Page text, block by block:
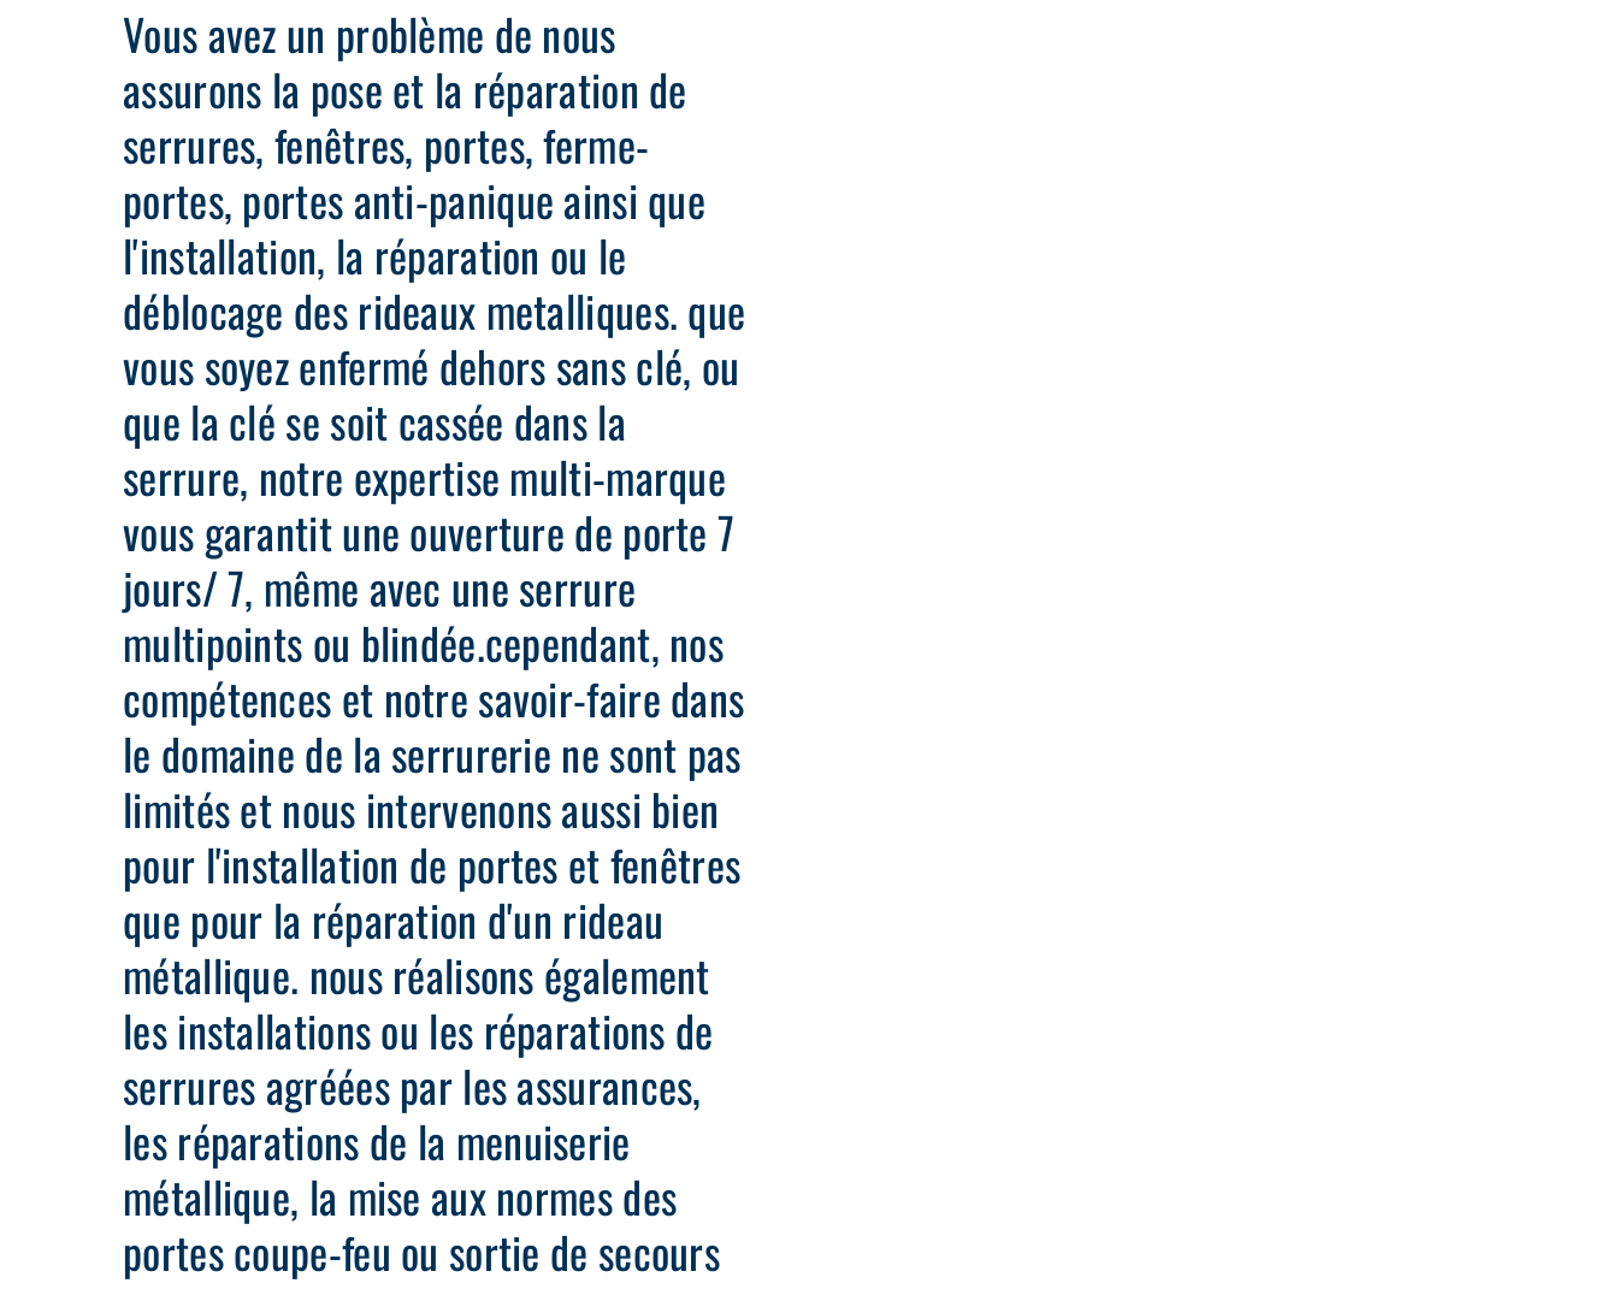
Vous avez un problème de nous
assurons la pose et la réparation de
serrures, fenêtres, portes, ferme-
portes, portes anti-panique ainsi que
l'installation, la réparation ou le
déblocage des rideaux metalliques. que
vous soyez enfermé dehors sans clé, ou
que la clé se soit cassée dans la
serrure, notre expertise multi-marque
vous garantit une ouverture de porte 7
jours/ 7, même avec une serrure
multipoints ou blindée.cependant, nos
compétences et notre savoir-faire dans
le domaine de la serrurerie ne sont pas
limités et nous intervenons aussi bien
pour l'installation de portes et fenêtres
que pour la réparation d'un rideau
métallique. nous réalisons également
les installations ou les réparations de
serrures agréées par les assurances,
les réparations de la menuiserie
métallique, la mise aux normes des
portes coupe-feu ou sortie de secours